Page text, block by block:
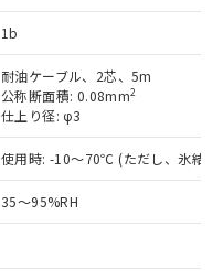
1b
耐油ケーブル、2芯、5m
公称断面積: 0.08mm2
仕上り径: φ3
使用時: -10～70℃ (ただし、氷結し
35～95%RH